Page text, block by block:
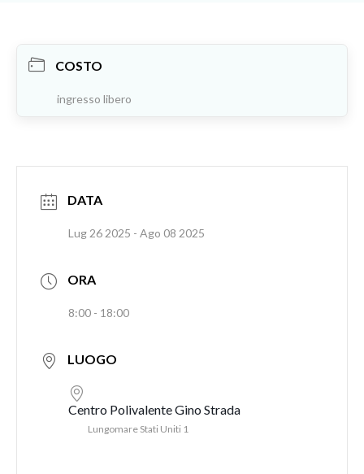
COSTO
ingresso libero
DATA
Lug 26 2025 - Ago 08 2025
ORA
8:00 - 18:00
LUOGO
Centro Polivalente Gino Strada
Lungomare Stati Uniti 1